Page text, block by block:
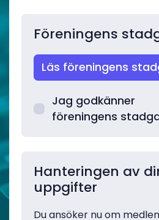
Föreningens
Läs föreningens
Jag godkänner
föreningens
Hanteringen av
uppgifter
Du ansöker nu om